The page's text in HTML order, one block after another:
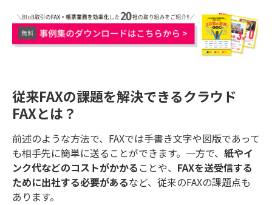
従来FAXの課題を解決できるクラウド
FAXとは？
前述のような方法で、FAXでは手書き文字や図版であって
も相手先に簡単に送ることができます。一方で、 紙やイ
ンク代などのコストがかかる ことや、 FAXを送受信する
ために出社する必要があるなど、従来のFAXの課題点も
あります。